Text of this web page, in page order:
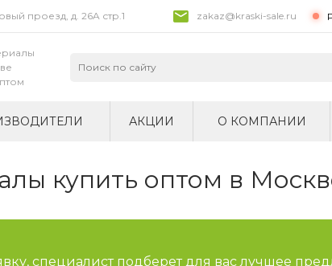
проезд, д. 26A стр.1 zakaz@kraski-sale.ru
АКЦИИ О КОМПАНИИ
купить оптом в
специалист подберет для вас лучшее